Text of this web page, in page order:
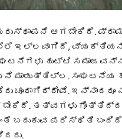
ಆಗಬೇಕಿದೆ.
ಇಲ್ಲವಾಗಿದೆ,
ಹುಟ್ಟಿ
ಮಾಡುತ್ತಿಲ್ಲ.
ಚೂರಾಗಿದ್ದೇವೆ. ಇನ್ನಾದರೂ
ತತ್ವಗಳು
ಬದುಕುವ ಪರಿಸ್ಥಿತಿ ಬಂದಿದೆ